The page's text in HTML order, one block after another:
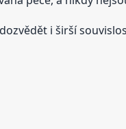
i širší